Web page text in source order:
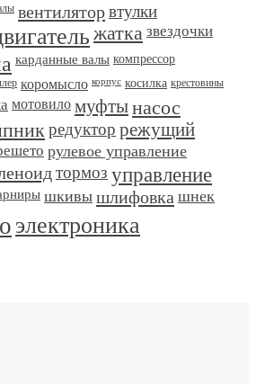
вентиляторвтулки
жатка звездочки
карданные валы компрессор
коромысло корпус косилка крестовины
мотовило муфтынасос
редуктор режущий
рулевое управление
тормоз управление
шкивы шлифовка шнек
электроника